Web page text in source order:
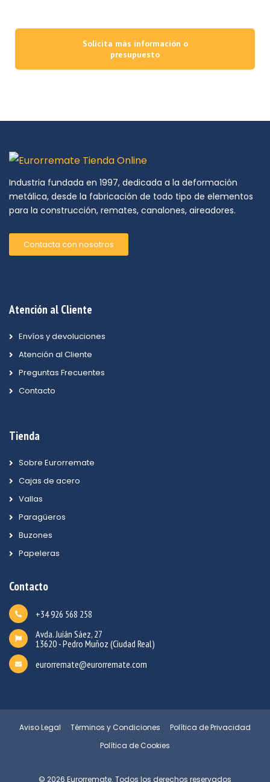
Solicita más información o
presupuesto
Industria fundada en 1997, dedicada a la deformación
metálica, desde la fabricación de todo tipo de elementos
para la construcción, remates, canalones, aireadores.
Contacta con nosotros
Atención al Cliente
Envíos y devoluciones
Atención al Cliente
Preguntas Frecuentes
Contacto
Tienda
Sobre Eurorremate
Cajas de acero
Vallas
Paragüeros
Buzones
Papeleras
Contacto
+34 926 568 258
Avda. Juián Sáez, 27
13620 - Pedro Muñoz (Ciudad Real)
eurorremate@eurorremate.com
Aviso Legal Términos y Condiciones
Política de Privacidad
Política de Cookies
© 2026 Eurorremate. Todos los derechos reservados